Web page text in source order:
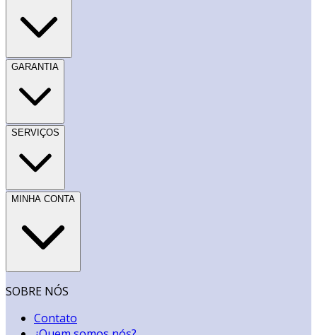
GARANTIA
SERVIÇOS
MINHA CONTA
SOBRE NÓS
Contato